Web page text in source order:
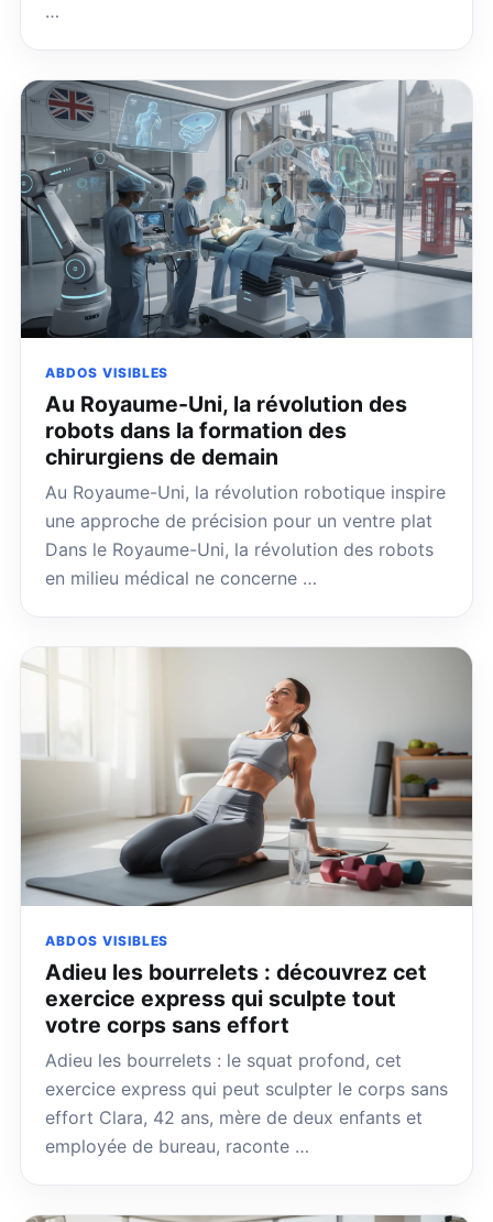
…
ABDOS VISIBLES
Au Royaume-Uni, la révolution des
robots dans la formation des
chirurgiens de demain
Au Royaume-Uni, la révolution robotique inspire
une approche de précision pour un ventre plat
Dans le Royaume-Uni, la révolution des robots
en milieu médical ne concerne …
ABDOS VISIBLES
Adieu les bourrelets : découvrez cet
exercice express qui sculpte tout
votre corps sans effort
Adieu les bourrelets : le squat profond, cet
exercice express qui peut sculpter le corps sans
effort Clara, 42 ans, mère de deux enfants et
employée de bureau, raconte …